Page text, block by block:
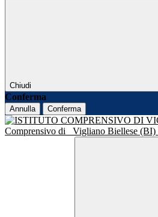
Chiudi
Conferma
Annulla Conferma
Comprensivo di
Vigliano Biellese (BI)